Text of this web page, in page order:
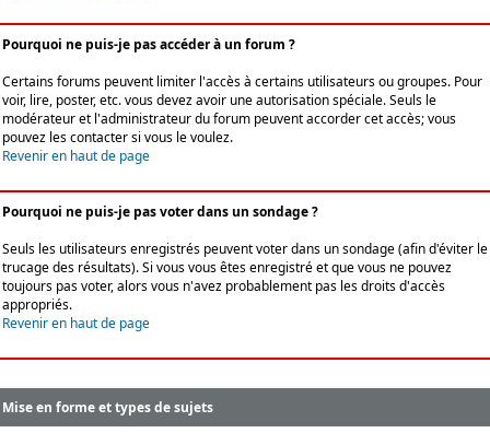
Pourquoi ne puis-je pas accéder à un forum ?
Certains forums peuvent limiter l'accès à certains utilisateurs ou groupes. Pour
voir, lire, poster, etc. vous devez avoir une autorisation spéciale. Seuls le
modérateur et l'administrateur du forum peuvent accorder cet accès; vous
pouvez les contacter si vous le voulez.
Revenir en haut de page
Pourquoi ne puis-je pas voter dans un sondage ?
Seuls les utilisateurs enregistrés peuvent voter dans un sondage (afin d'éviter le
trucage des résultats). Si vous vous êtes enregistré et que vous ne pouvez
toujours pas voter, alors vous n'avez probablement pas les droits d'accès
appropriés.
Revenir en haut de page
Mise en forme et types de sujets